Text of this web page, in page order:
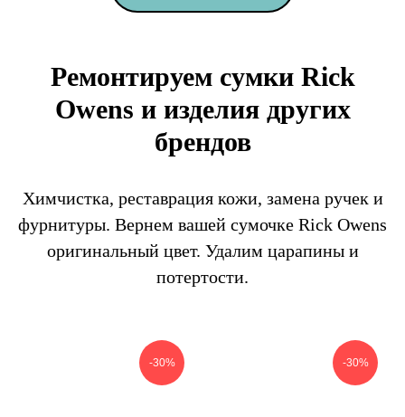
Ремонтируем сумки Rick
Owens и изделия других
брендов
Химчистка, реставрация кожи, замена ручек и
фурнитуры. Вернем вашей сумочке Rick Owens
оригинальный цвет. Удалим царапины и
потертости.
-30% -30%